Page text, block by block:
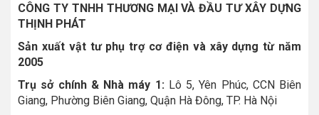
CÔNG TY TNHH THƯƠNG MẠI VÀ ĐẦU TƯ XÂY DỰNG
THỊNH PHÁT
Sản xuất vật tư phụ trợ cơ điện và xây dựng từ năm
2005
Trụ sở chính & Nhà máy 1: Lô 5, Yên Phúc, CCN Biên
Giang, Phường Biên Giang, Quận Hà Đông, TP. Hà Nội